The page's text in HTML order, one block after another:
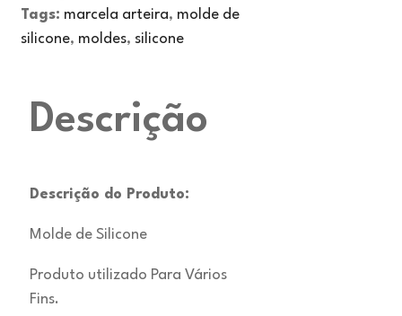
Tags: marcela arteira, molde de
silicone, moldes, silicone
Descrição
Descrição do Produto:
Molde de Silicone
Produto utilizado Para Vários
Fins.